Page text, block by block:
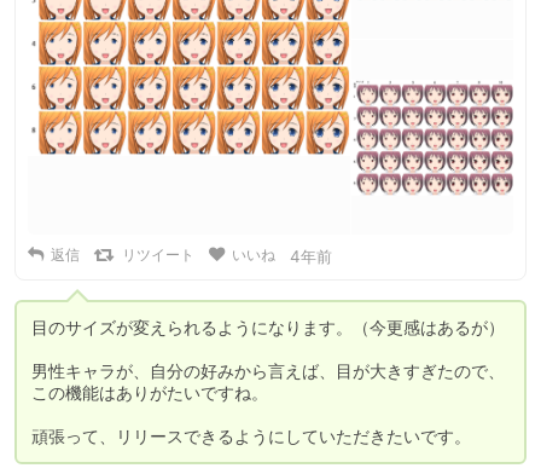
返信 リツイート いいね 4年前
目のサイズが変えられるようになります。（今更感はあるが）
男性キャラが、自分の好みから言えば、目が大きすぎたので、
この機能はありがたいですね。
頑張って、リリースできるようにしていただきたいです。